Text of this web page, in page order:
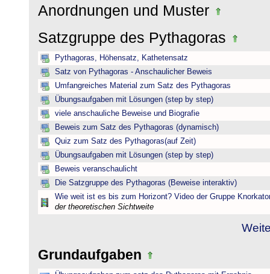
Anordnungen und Muster
Satzgruppe des Pythagoras
Pythagoras, Höhensatz, Kathetensatz
Satz von Pythagoras - Anschaulicher Beweis
Umfangreiches Material zum Satz des Pythagoras
Übungsaufgaben mit Lösungen (step by step)
viele anschauliche Beweise und Biografie
Beweis zum Satz des Pythagoras (dynamisch)
Quiz zum Satz des Pythagoras(auf Zeit)
Übungsaufgaben mit Lösungen (step by step)
Beweis veranschaulicht
Die Satzgruppe des Pythagoras (Beweise interaktiv)
Wie weit ist es bis zum Horizont? Video der Gruppe
der theoretischen Sichtweite
Grundaufgaben